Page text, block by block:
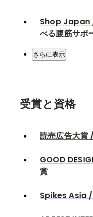
Shop Japan
べる腹筋サポ
さらに表示
受賞と資格
読売広告大賞
GOOD
賞
Spikes Asia